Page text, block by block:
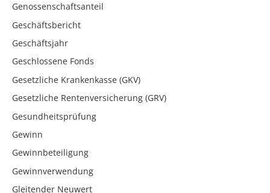
Genossenschaftsanteil
Geschäftsbericht
Geschäftsjahr
Geschlossene Fonds
Gesetzliche Krankenkasse (GKV)
Gesetzliche Rentenversicherung (GRV)
Gesundheitsprüfung
Gewinn
Gewinnbeteiligung
Gewinnverwendung
Gleitender Neuwert